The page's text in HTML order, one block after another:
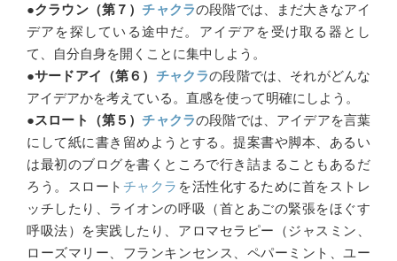
●クラウン（第７）チャクラの段階では、まだ大きなアイ
デアを探している途中だ。アイデアを受け取る器とし
て、自分自身を開くことに集中しよう。
●サードアイ（第６） チャクラの段階では、それがどんな
アイデアかを考えている。直感を使って明確にしよう。
●スロート（第５）チャクラの段階では、アイデアを言葉
にして紙に書き留めようとする。提案書や脚本、あるい
は最初のブログを書くところで行き詰まることもあるだ
ろう。スロート チャクラ を活性化するために首をストレ
ッチしたり、ライオンの呼吸（首とあごの緊張をほぐす
呼吸法）を実践したり、アロマセラピー（ジャスミン、
ローズマリー、フランキンセンス、ペパーミント、ユー